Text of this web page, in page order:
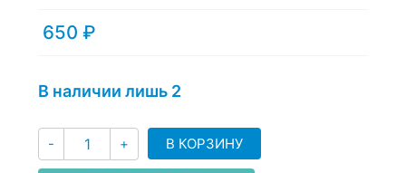
of
based
ratings
650 ₽
В наличии лишь 2
- Количество
+ В КОРЗИНУ